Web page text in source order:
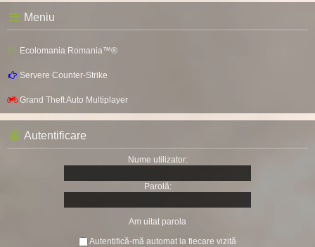
Meniu
Ecolomania Romania™®
Servere Counter-Strike
Grand Theft Auto Multiplayer
Autentificare
Nume utilizator:
Parolă:
Am uitat parola
Autentifică-mă automat la fiecare vizită